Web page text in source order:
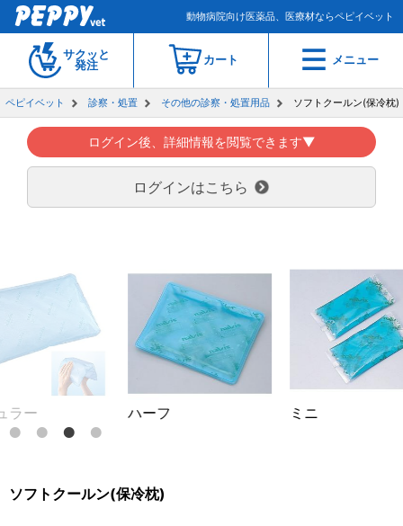
動物病院向け医薬品、医療材ならペピイベット
サクッと
発注
カート メニュー
ペピイベット 診察・処置 その他の診察・処置用品 ソフトクールン(保冷枕)
ログイン後、詳細情報を閲覧できます▼
ログインはこちら
ハーフ
ソフトクールン(保冷枕)